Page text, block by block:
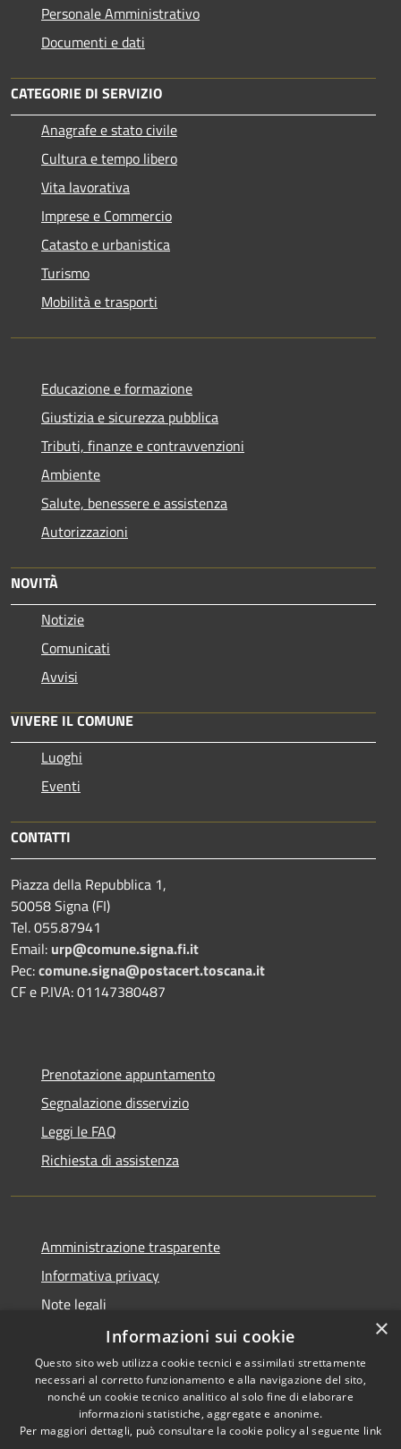
Personale Amministrativo
Documenti e dati
CATEGORIE DI SERVIZIO
Anagrafe e stato civile
Cultura e tempo libero
Vita lavorativa
Imprese e Commercio
Catasto e urbanistica
Turismo
Mobilità e trasporti
Educazione e formazione
Giustizia e sicurezza pubblica
Tributi, finanze e contravvenzioni
Ambiente
Salute, benessere e assistenza
Autorizzazioni
NOVITÀ
Notizie
Comunicati
Avvisi
VIVERE IL COMUNE
Luoghi
Eventi
CONTATTI
Piazza della Repubblica 1,
50058 Signa (FI)
Tel. 055.87941
Email: urp@comune.signa.fi.it
Pec:comune.signa@postacert.toscana.it
CF e P.IVA: 01147380487
Prenotazione appuntamento
Segnalazione disservizio
Leggi le FAQ
Richiesta di assistenza
Amministrazione trasparente
Informativa privacy
Note legali
Dichiarazione di accessibilità
RSS
Accessibilità
Copyright © 2026 • Comune di
Signa • Powered by
×
Informazioni sui cookie
Questo sito web utilizza cookie tecnici e assimilati strettamente
necessari al corretto funzionamento e alla navigazione del sito,
nonché un cookie tecnico analitico al solo fine di elaborare
informazioni statistiche, aggregate e anonime.
Per maggiori dettagli, può consultare la cookie policy al seguente link